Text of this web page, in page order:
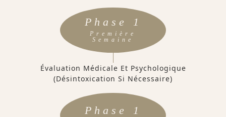
Phase 1
Première
Semaine
Évaluation Médicale Et Psychologique
(désintoxication Si Nécessaire)
Phase 1